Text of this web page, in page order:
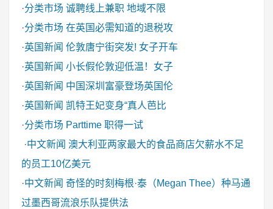
·分类市场 诚聘线上兼职 地域不限
·分类市场 在英国必需知道的退税攻
·英国新闻 伦敦唐宁街突发! 女子开车
·英国新闻 小长假伦敦迎低温！女子
·英国新闻 中国深圳富豪登场英国伦
·英国新闻 凯特王妃变身“真人芭比
·分类市场 Parttime 职得一试
·中文新闻 澳大利亚两家最大的食品商店欠薪水不足
的员工10亿美元
·中文新闻 奇怪的时刻梅根·泰（Megan Thee）种马通
过墨西哥流浪乐队提供法